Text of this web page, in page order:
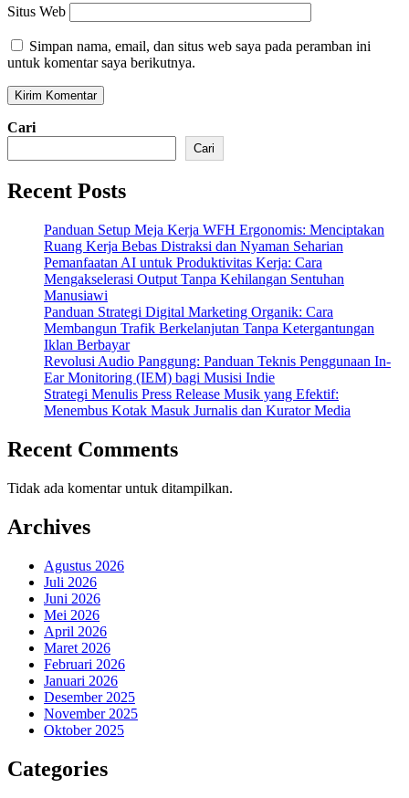
Situs Web
Simpan nama, email, dan situs web saya pada peramban ini
untuk komentar saya berikutnya.
Cari
Cari
Recent Posts
Panduan Setup Meja Kerja WFH Ergonomis: Menciptakan
Ruang Kerja Bebas Distraksi dan Nyaman Seharian
Pemanfaatan AI untuk Produktivitas Kerja: Cara
Mengakselerasi Output Tanpa Kehilangan Sentuhan
Manusiawi
Panduan Strategi Digital Marketing Organik: Cara
Membangun Trafik Berkelanjutan Tanpa Ketergantungan
Iklan Berbayar
Revolusi Audio Panggung: Panduan Teknis Penggunaan In-
Ear Monitoring (IEM) bagi Musisi Indie
Strategi Menulis Press Release Musik yang Efektif:
Menembus Kotak Masuk Jurnalis dan Kurator Media
Recent Comments
Tidak ada komentar untuk ditampilkan.
Archives
Agustus 2026
Juli 2026
Juni 2026
Mei 2026
April 2026
Maret 2026
Februari 2026
Januari 2026
Desember 2025
November 2025
Oktober 2025
Categories